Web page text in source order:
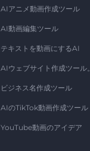
AIアニメ動画作成ツール
AI動画編集ツール
テキストを動画にするAI
AIウェブサイト作成ツール。
ビジネス名作成ツール
AIのTikTok動画作成ツール
YouTube動画のアイデア